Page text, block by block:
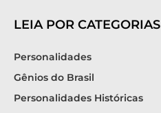
LEIA POR CATEGORIAS
Personalidades
Gênios do Brasil
Personalidades Históricas